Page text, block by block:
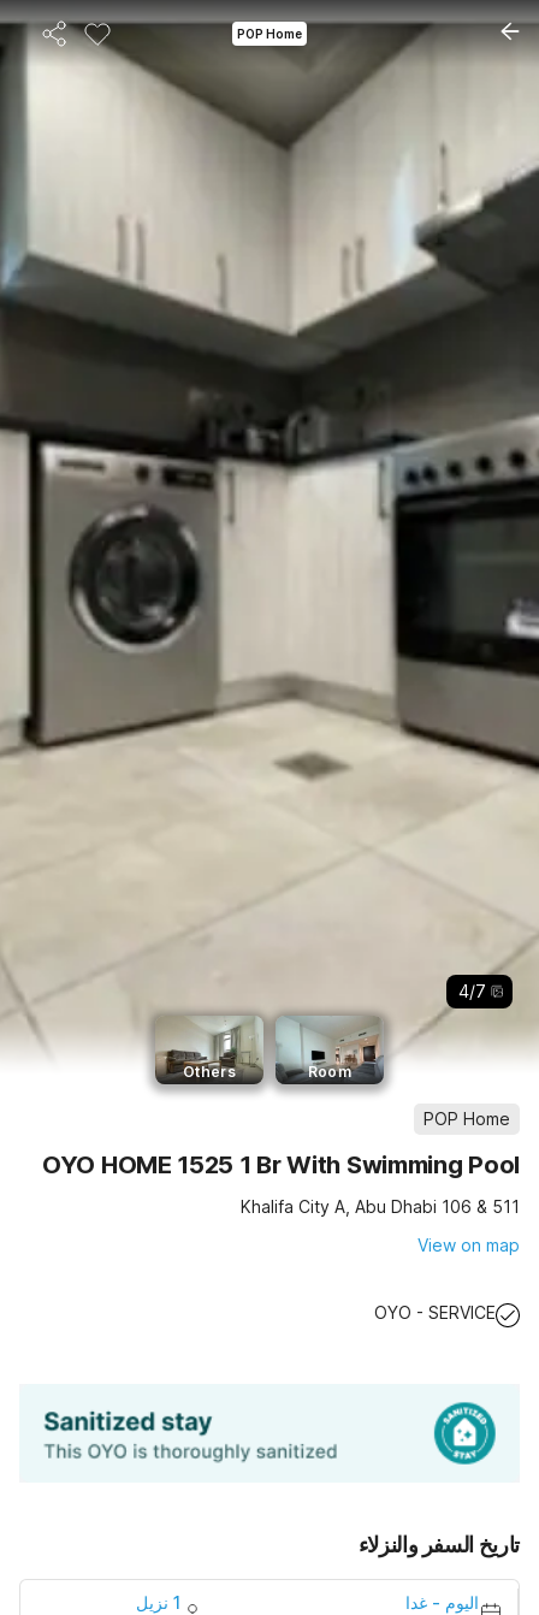
POP Home
4/7
Room
Others
POP Home
OYO HOME 1525 1 Br With Swimming Pool
511 & 106 Khalifa City A, Abu Dhabi
View on map
OYO - SERVICE
تاريخ السفر والنزلاء
اليوم - غدا 1 نزيل